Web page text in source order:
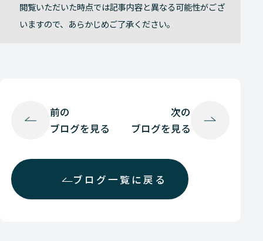
閲覧いただいた時点では記事内容と異なる可能性がござ
いますので、あらかじめご了承ください。
前の
ブログを見る
ブログ一覧に戻る
次の
ブログを見る